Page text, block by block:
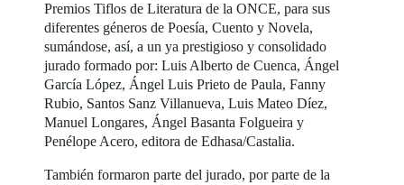
Premios Tiflos de Literatura de la ONCE, para sus
diferentes géneros de Poesía, Cuento y Novela,
sumándose, así, a un ya prestigioso y consolidado
jurado formado por: Luis Alberto de Cuenca, Ángel
García López, Ángel Luis Prieto de Paula, Fanny
Rubio, Santos Sanz Villanueva, Luis Mateo Díez,
Manuel Longares, Ángel Basanta Folgueira y
Penélope Acero, editora de Edhasa/Castalia.
También formaron parte del jurado, por parte de la